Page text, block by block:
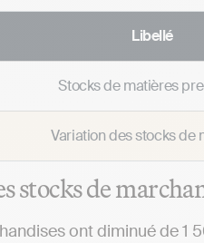
Libellé
Stocks de matières
Variation des stocks de
stocks de
ont diminué de 1